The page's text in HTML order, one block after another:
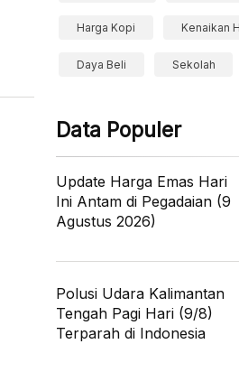
Harga Kopi Kenaikan
Daya Beli Sekolah
Data Populer
Update Harga Emas Hari
Ini Antam di Pegadaian (9
Agustus 2026)
Polusi Udara Kalimantan
Tengah Pagi Hari (9/8)
Terparah di Indonesia